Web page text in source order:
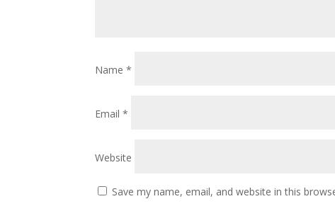
Name*
Email*
Website
Save my name, email, and website in this